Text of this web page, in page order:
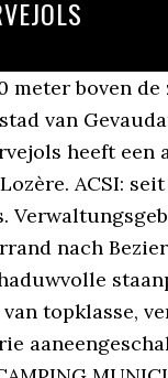
4 Sterne Hotel in Marvejols, Occitanie? Campings Marvejols (Lozere) Camping Municipal Europe*** Reviews Camping Municipal Europe *** Reviews Foto's Tips Vraag en Antwoord Weer Camping info Kaart. X. Suchen auf der Karte. We wanted camping Chantemerle to be a campsite where we would feel good as campers. Campingplätze und Unterkunfte in Marvejols Finden Sie Campingplätze auf der Karte. 32 Campings con encanto en España. Marvejols - Lozère. Zie Search … Op Camping VVF Villages Le Coulagnet gelden de volgende regels voor huisdieren: Rust, natuur en ontspanning op de meest charmante campings in Lozère umgekehrt in Aumont-Aubrac und Marvejols. Booking online. il est situé 1 r vidal dans la ville de marvejols (code postal 48100) dans le département lozère … Nehmen Sie während Ihrer Campingferien im Lozère als Zuschauer oder Läufer am Halbmarathon Marvejols-Mende teil. Camping De Castelbouc von Mapcarta, die freie Karte. CAMPING VVF - LE COULAGNET - MARVEJOLS | Lozère Tourism Decrease the font size Our-partners-do-not-offer-prices. Vanaf een camping rondom Mende in het departement Lozère kun je van een heerlijke vakantie genieten. We ‘ve taken a very nice cabin . Camping Angeln Lozère. Maak uw